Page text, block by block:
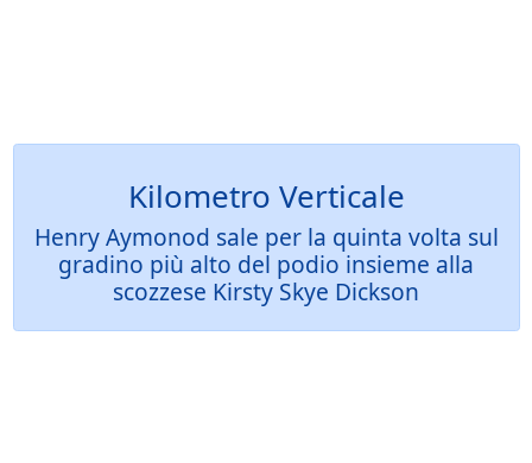
Kilometro Verticale
Henry Aymonod sale per la quinta volta sul
gradino più alto del podio insieme alla
scozzese Kirsty Skye Dickson